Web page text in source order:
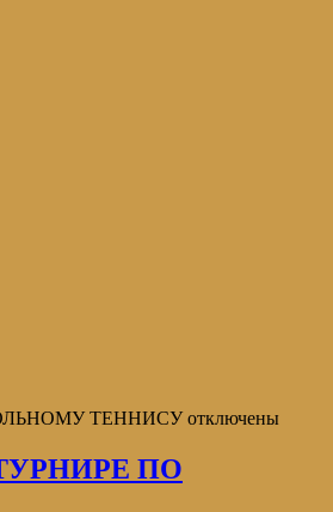
ТЕННИСУотключены
ПО